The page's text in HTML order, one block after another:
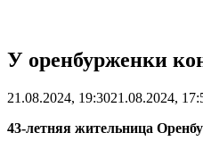
У оренбурженки
21.08.2024, 19:3021.08.2024,
43-летняя жительница